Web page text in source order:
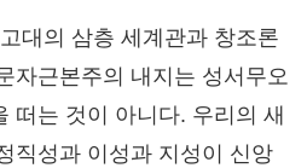
대의 삼층 세계관과 창조론
자근본주의 내지는 성서무오
떠는 것이 아니다. 우리의 새
직성과 이성과 지성이 신앙